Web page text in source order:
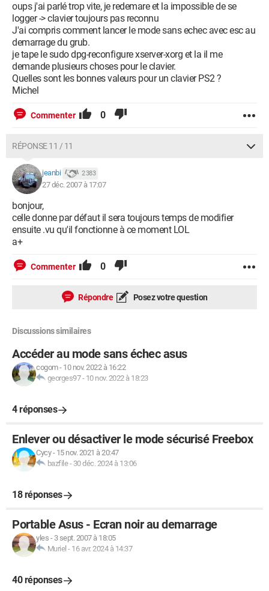
oups j'ai parlé trop vite, je redemare et la impossible de se
logger -> clavier toujours pas reconnu
J'ai compris comment lancer le mode sans echec avec esc au
demarrage du grub.
je tape le sudo dpg-reconfigure xserver-xorg et la il me
demande plusieurs choses pour le clavier.
Quelles sont les bonnes valeurs pour un clavier PS2 ?
Michel
Commenter 0
RÉPONSE 11 / 11
jeanbi 2 383
27 déc. 2007 à 17:07
bonjour,
celle donne par défaut il sera toujours temps de modifier
ensuite .vu qu'il fonctionne à ce moment LOL
a+
Commenter 0
Répondre Posez votre question
Discussions similaires
Accéder au mode sans échec asus
cogom- 10 nov. 2022 à 16:22
georges97- 10 nov. 2022 à 18:23
4 réponses
Enlever ou désactiver le mode sécurisé Freebox
Cycy- 15 nov. 2021 à 20:47
bazfile- 30 déc. 2024 à 13:06
18 réponses
Portable Asus - Ecran noir au demarrage
yles - 3 sept. 2007 à 18:05
Muriel - 16 avr. 2024 à 14:37
40 réponses